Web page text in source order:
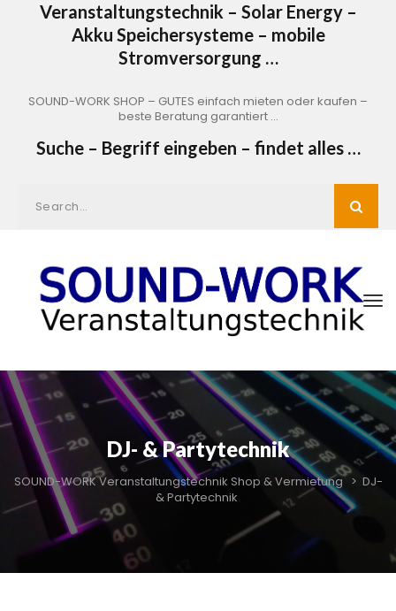
Veranstaltungstechnik – Solar Energy –
Akku Speichersysteme – mobile
Stromversorgung …
SOUND-WORK SHOP – GUTES einfach mieten oder kaufen –
beste Beratung garantiert …
Suche – Begriff eingeben – findet alles …
DJ- & Partytechnik
SOUND-WORK Veranstaltungstechnik Shop & Vermietung > DJ-
& Partytechnik